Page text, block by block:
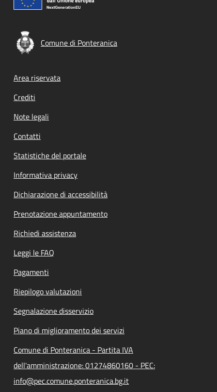
Comune di Ponteranica
Footer menu
Area riservata
Crediti
Note legali
Contatti
Statistiche del portale
Informativa privacy
Dichiarazione di accessibilità
Prenotazione appuntamento
Richiedi assistenza
Leggi le FAQ
Pagamenti
Riepilogo valutazioni
Segnalazione disservizio
Piano di miglioramento dei servizi
Comune di Ponteranica - Partita IVA
dell'amministrazione: 01274860160 - PEC:
info@pec.comune.ponteranica.bg.it